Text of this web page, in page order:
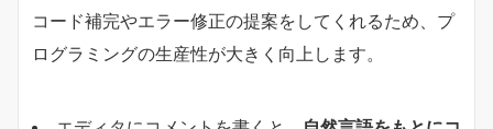
コード補完やエラー修正の提案をしてくれるため、プ
ログラミングの生産性が大きく向上します。